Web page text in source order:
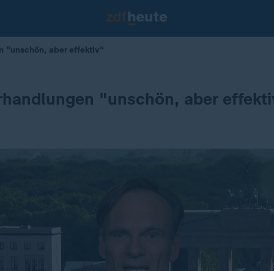
"unschön, aber effektiv"
"unschön, aber